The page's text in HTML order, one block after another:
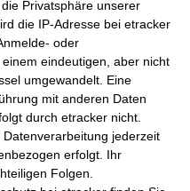
Privatsphäre unserer
die IP-Adresse bei etracker
oder
eindeutigen, aber nicht
umgewandelt. Eine
mit anderen Daten
durch etracker nicht.
jederzeit
erfolgt. Ihr
Folgen.